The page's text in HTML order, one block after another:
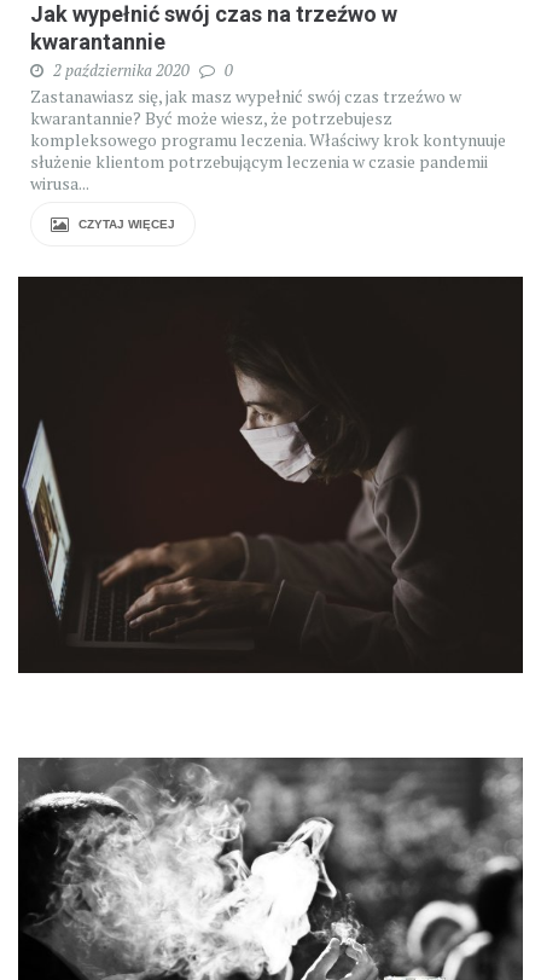
Jak wypełnić swój czas na trzeźwo w
kwarantannie
2 października 2020 0
Zastanawiasz się, jak masz wypełnić swój czas trzeźwo w
kwarantannie? Być może wiesz, że potrzebujesz
kompleksowego programu leczenia. Właściwy krok kontynuuje
służenie klientom potrzebującym leczenia w czasie pandemii
wirusa...
CZYTAJ WIĘCEJ